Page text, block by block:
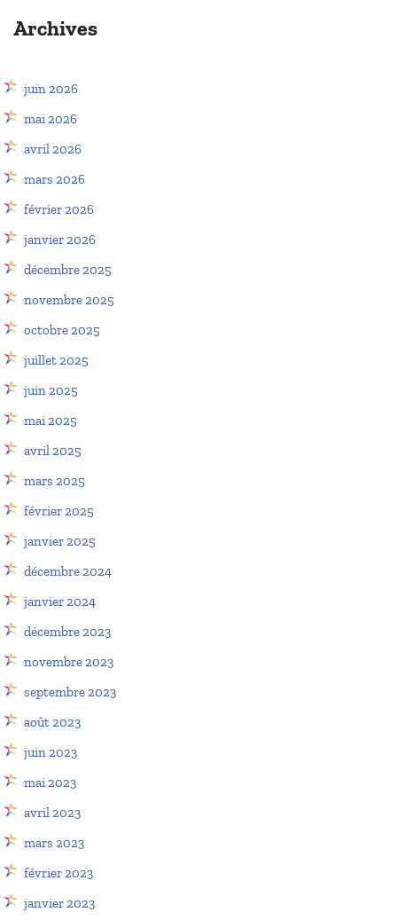
Archives
juin 2026
mai 2026
avril 2026
mars 2026
février 2026
janvier 2026
décembre 2025
novembre 2025
octobre 2025
juillet 2025
juin 2025
mai 2025
avril 2025
mars 2025
février 2025
janvier 2025
décembre 2024
janvier 2024
décembre 2023
novembre 2023
septembre 2023
août 2023
juin 2023
mai 2023
avril 2023
mars 2023
février 2023
janvier 2023